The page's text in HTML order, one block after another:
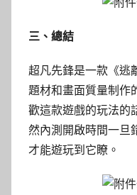
三、總結
超凡先鋒是一款《逃
題材和畫面質量制作
歡這款遊戲的玩法的
然內測開啟時間一旦
才能遊玩到它瞭。